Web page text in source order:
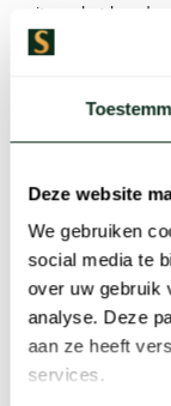
Deze website
We gebruiken
social media te
over uw gebruik
analyse. Deze
aan ze heeft
services.
wit van het hemd
zorgt ondertussen
paar leren loafers
Casual
Wilt u dezelfde
een meer casual
donkerblauw of